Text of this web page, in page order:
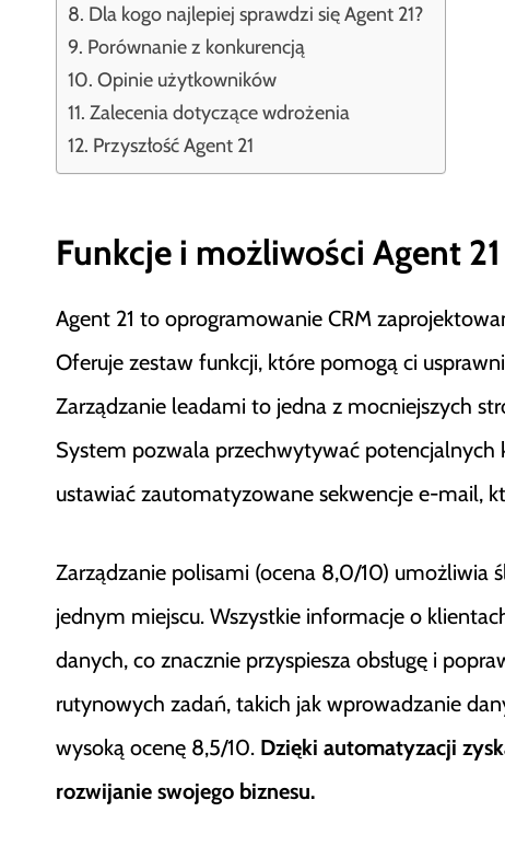
Dla kogo najlepiej sprawdzi się Agent 21?
Porównanie z konkurencją
Opinie użytkowników
Zalecenia dotyczące wdrożenia
Przyszłość Agent 21
Funkcje i możliwości Agent 21
Agent 21 to oprogramowanie CRM
Oferuje zestaw funkcji, które pomogą ci
Zarządzanie leadami to jedna z mocniejszych
System pozwala przechwytywać
ustawiać zautomatyzowane sekwencje e-mail,
Zarządzanie polisami (ocena 8,0/10) umożliwia
jednym miejscu. Wszystkie informacje o
danych, co znacznie przyspiesza obsługę i
rutynowych zadań, takich jak wprowadzanie
wysoką ocenę 8,5/10. Dzięki automatyzacji
rozwijanie swojego biznesu.